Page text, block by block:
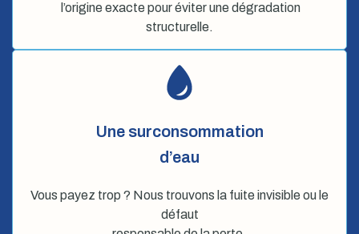
l’origine exacte pour éviter une dégradation
structurelle.
Une surconsommation
d’eau
Vous payez trop ? Nous trouvons la fuite invisible ou le
défaut